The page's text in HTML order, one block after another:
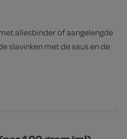
allesbinder of aangelengde
slavinken met de saus en de